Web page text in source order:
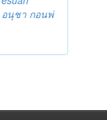
อนุชา กอนพ่